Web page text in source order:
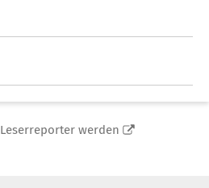
Leserreporter werden